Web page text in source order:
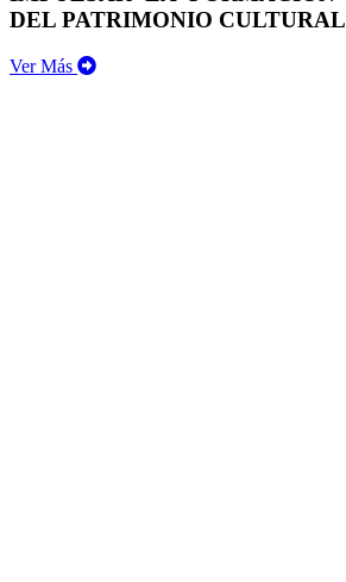
DEL PATRIMONIO CULTURAL
Ver Más